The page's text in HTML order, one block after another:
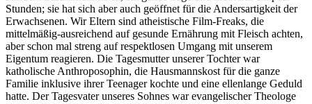
Stunden; sie hat sich aber auch geöffnet für die Andersartigkeit der
Erwachsenen. Wir Eltern sind atheistische Film-Freaks, die
mittelmäßig-ausreichend auf gesunde Ernährung mit Fleisch achten,
aber schon mal streng auf respektlosen Umgang mit unserem
Eigentum reagieren. Die Tagesmutter unserer Tochter war
katholische Anthroposophin, die Hausmannskost für die ganze
Familie inklusive ihrer Teenager kochte und eine ellenlange Geduld
hatte. Der Tagesvater unseres Sohnes war evangelischer Theologe